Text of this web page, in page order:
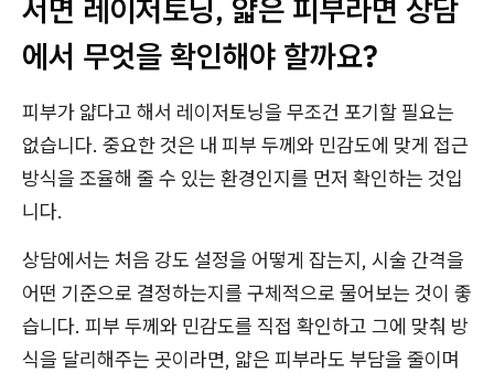
서면 레이저토닝, 얇은 피부라면 상담
에서 무엇을 확인해야 할까요?
피부가 얇다고 해서 레이저토닝을 무조건 포기할 필요는
없습니다. 중요한 것은 내 피부 두께와 민감도에 맞게 접근
방식을 조율해 줄 수 있는 환경인지를 먼저 확인하는 것입
니다.
상담에서는 처음 강도 설정을 어떻게 잡는지, 시술 간격을
어떤 기준으로 결정하는지를 구체적으로 물어보는 것이 좋
습니다. 피부 두께와 민감도를 직접 확인하고 그에 맞춰 방
식을 달리해주는 곳이라면, 얇은 피부라도 부담을 줄이며